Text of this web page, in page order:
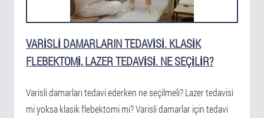
VARISLI DAMARLARIN TEDAVISI. KLASIK
FLEBEKTOMI, LAZER TEDAVISI. NE SEÇILIR?
Varisli damarları tedavi ederken ne seçilmeli? Lazer tedavisi
mi yoksa klasik flebektomi mi? Varisli damarlar için tedavi